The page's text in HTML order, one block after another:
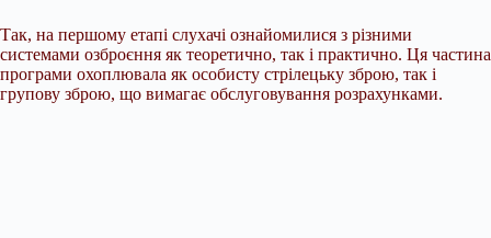
Так, на першому етапі слухачі ознайомилися з різними
системами озброєння як теоретично, так і практично. Ця частина
програми охоплювала як особисту стрілецьку зброю, так і
групову зброю, що вимагає обслуговування розрахунками.